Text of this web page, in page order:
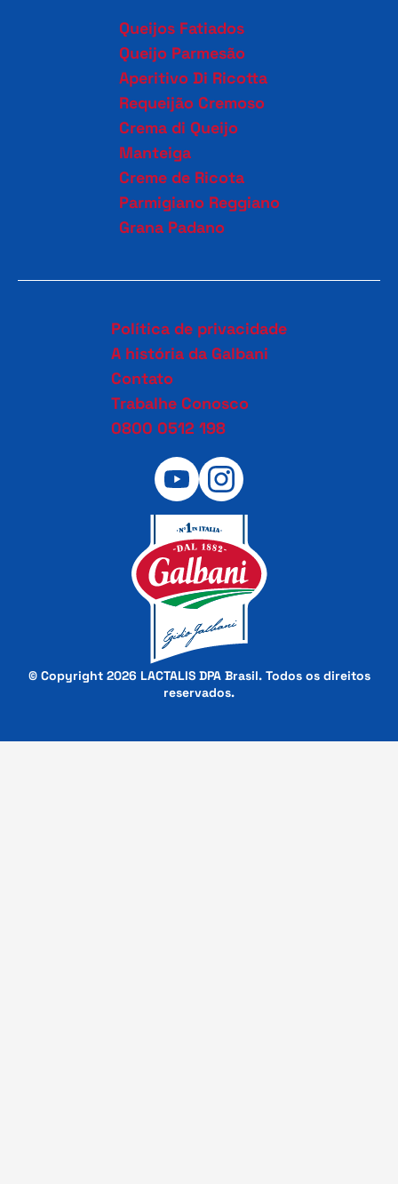
Queijos Fatiados
Queijo Parmesão
Aperitivo Di Ricotta
Requeijão Cremoso
Crema di Queijo
Manteiga
Creme de Ricota
Parmigiano Reggiano
Grana Padano
Política de privacidade
A história da Galbani
Contato
Trabalhe Conosco
0800 0512 198
© Copyright 2026 LACTALIS DPA Brasil. Todos os direitos
reservados.